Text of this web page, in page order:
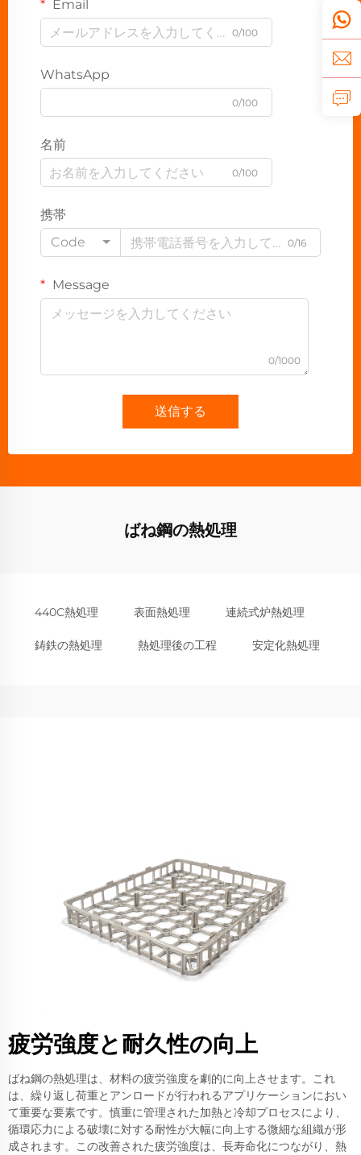
Email
0/100
WhatsApp
0/100
名前
0/100
携帯
Code
0/16
Message
0/1000
送信する
ばね鋼の熱処理
440C熱処理 表面熱処理 連続式炉熱処理
鋳鉄の熱処理 熱処理後の工程 安定化熱処理
疲労強度と耐久性の向上
ばね鋼の熱処理は、材料の疲労強度を劇的に向上させます。これ
は、繰り返し荷重とアンロードが行われるアプリケーションにおい
て重要な要素です。慎重に管理された加熱と冷却プロセスにより、
循環応力による破壊に対する耐性が大幅に向上する微細な組織が形
成されます。この改善された疲労強度は、長寿命化につながり、熱